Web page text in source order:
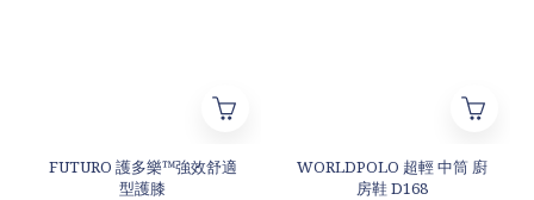
FUTURO 護多樂™強效舒適
型護膝
WORLDPOLO 超輕 中筒 廚
房鞋 D168